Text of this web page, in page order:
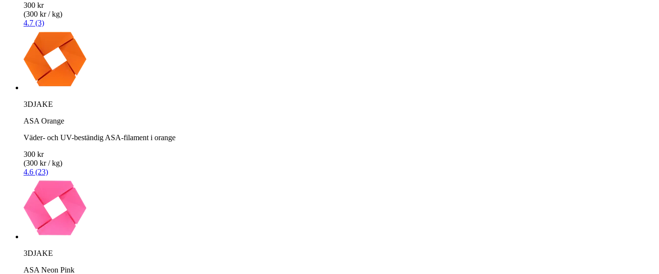
300 kr
(300 kr / kg)
4.7 (3)
3DJAKE
ASA Orange
Väder- och UV-beständig ASA-filament i orange
300 kr
(300 kr / kg)
4.6 (23)
3DJAKE
ASA Neon Pink